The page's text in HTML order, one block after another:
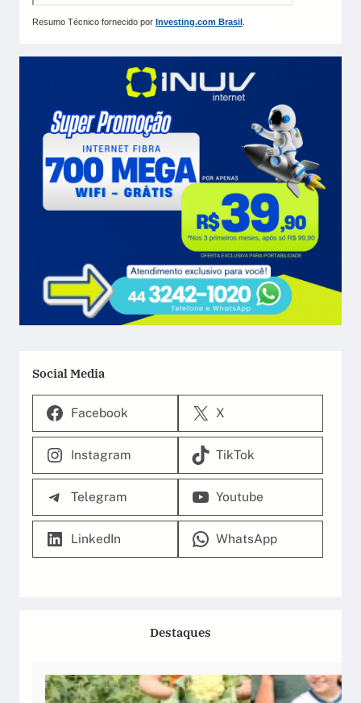
Resumo Técnico fornecido por Investing.com Brasil
Social Media
Facebook X
Instagram TikTok
Telegram Youtube
LinkedIn WhatsApp
Destaques